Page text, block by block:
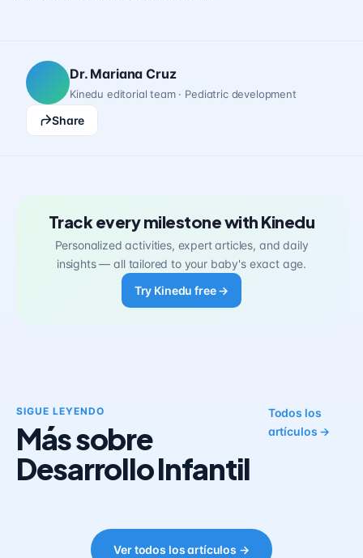
Dr. Mariana Cruz
Kinedu editorial team · Pediatric development
Share
Track every milestone with Kinedu
Personalized activities, expert articles, and daily
insights — all tailored to your baby's exact age.
Try Kinedu free →
SIGUE LEYENDO
Más sobre
Desarrollo Infantil
Todos los
artículos →
Ver todos los artículos →